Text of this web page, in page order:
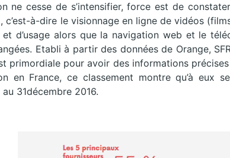
ne cesse de s’intensifier, force est de
c’est-à-dire le visionnage en ligne de vidéos
d’usage alors que la navigation web et le
Etabli à partir des données de Orange,
primordiale pour avoir des informations
en France, ce classement montre qu’à eux
31décembre 2016.